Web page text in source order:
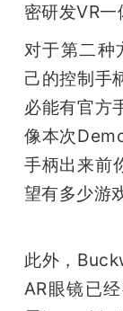
密研发VR一
对于第二种
己的控制手
必能有官方
像本次
手柄出来前
望有多少游
此外，
AR眼镜已